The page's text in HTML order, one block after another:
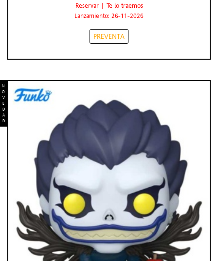
Reservar | Te lo traemos
Lanzamiento: 26-11-2026
PREVENTA
N
O
V
E
D
A
D